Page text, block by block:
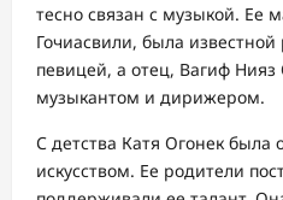
тесно связан с музыкой. Ее
Гочиасвили, была
певицей, а отец, Вагиф
музыкантом и дирижером.
С детства Катя Огонек была
искусством. Ее родители